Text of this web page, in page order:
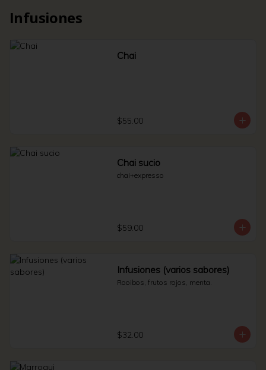
Infusiones
Chai
$55.00
Chai sucio
chai+expresso
$59.00
Infusiones (varios sabores)
Rooibos, frutos rojos, menta.
$32.00